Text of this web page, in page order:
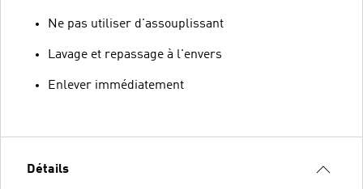
Ne pas utiliser d'assouplissant
Lavage et repassage à l'envers
Enlever immédiatement
Détails